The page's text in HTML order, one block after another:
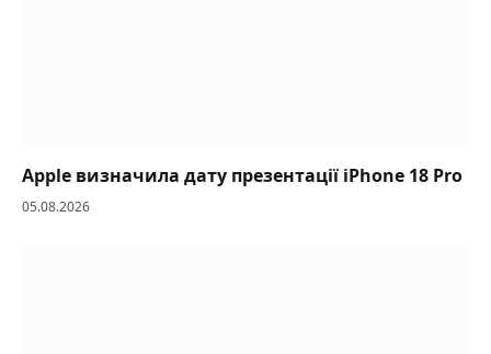
Apple визначила дату презентації iPhone 18 Pro
05.08.2026